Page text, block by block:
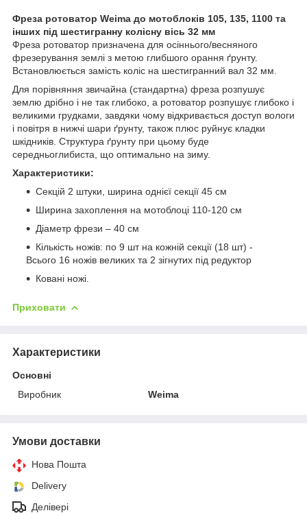
Фреза ротоватор Weima до мотоблоків 105, 135, 1100 та
інших під шестигранну колісну вісь 32 мм
Фреза ротоватор призначена для осіннього/весняного
фрезерування землі з метою глибшого орання ґрунту.
Встановлюється замість коліс на шестигранний вал 32 мм.
Для порівняння звичайна (стандартна) фреза розпушує
землю дрібно і не так глибоко, а ротоватор розпушує глибоко і
великими грудками, завдяки чому відкривається доступ вологи
і повітря в нижчі шари ґрунту, також плюс руйнує кладки
шкідників. Структура ґрунту при цьому буде
середньоглибиста, що оптимально на зиму.
Характеристики:
Секцій 2 штуки, ширина однієї секції 45 см
Ширина захоплення на мотоблоці 110-120 см
Діаметр фрези – 40 см
Кількість ножів: по 9 шт на кожній секції (18 шт) -
Всього 16 ножів великих та 2 зігнутих під редуктор
Ковані ножі.
Приховати
Характеристики
Основні
Виробник
Weima
Умови доставки
Нова Пошта
Delivery
Делівері